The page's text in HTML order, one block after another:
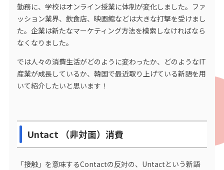
勤務に、学校はオンライン授業に体制が変化しました。ファ
ッション業界、飲食店、映画館などは大きな打撃を受けまし
た。企業は新たなマーケティング方法を模索しなければなら
なくなりました。
では人々の消費生活がどのように変わったか、どのようなIT
産業が成長しているか、韓国で最近取り上げている新語を用
いて紹介したいと思います！
Untact （非対面）消費
「接触」を意味するContactの反対の、Untactという新語